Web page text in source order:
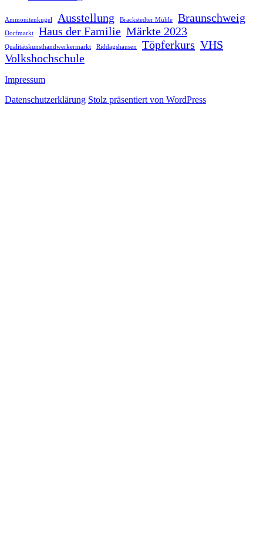
Ammonitenkugel Ausstellung Brackstedter Mühle Braunschweig
Dorfmarkt Haus der Familie Märkte 2023
Qualitätskunsthandwerkermarkt Riddagshausen Töpferkurs VHS
Volkshochschule
Impressum
Datenschutzerklärung Stolz präsentiert von WordPress